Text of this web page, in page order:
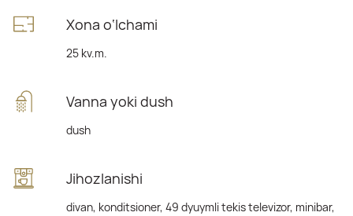
Xona o‘lchami
25 kv.m.
Vanna yoki dush
dush
Jihozlanishi
divan, konditsioner, 49 dyuymli tekis televizor, minibar,